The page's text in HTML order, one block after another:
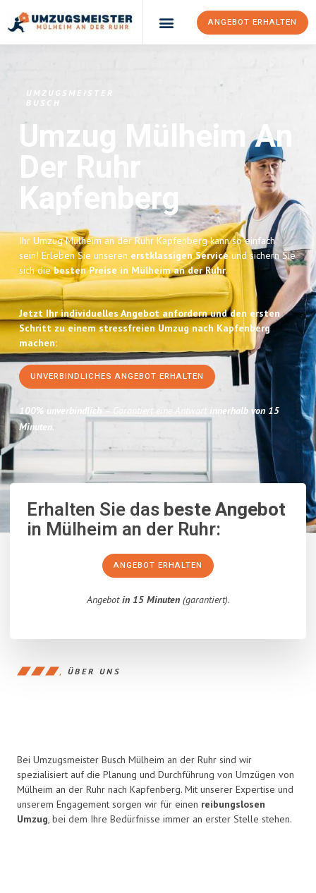
ANGEBOT ERHALTEN
UMZUGSMEISTER
BUSCH
Umzug Mülheim An
Der Ruhr
Kapfenberg
Ihr Umzug Mülheim an der Ruhr Kapfenberg kann so einfach
sein! Erleben Sie unseren erstklassigen Service und sichern Sie
sich diebesten Preise in Mülheim an der Ruhr.
Jetzt Ihr individuelles Angebot anfordern und den ersten
Schritt zu einem stressfreien Umzug nach Kapfenberg
machen:
UNVERBINDLICHES ANGEBOT ERHALTEN
100% unverbindlich – Garantiert eine Antwort
innerhalb von 15
Minuten.
Erhalten Sie dasbeste Angebot
in Mülheim an der Ruhr:
ANGEBOT ERHALTEN
Angebotin 15 Minuten(garantiert).
ÜBER UNS
Bei Umzugsmeister Busch Mülheim an der Ruhr sind wir
spezialisiert auf die Planung und Durchführung von Umzügen von
Mülheim an der Ruhr nach Kapfenberg. Mit unserer Expertise und
unserem Engagement sorgen wir für einen reibungslosen
Umzug, bei dem Ihre Bedürfnisse immer an erster Stelle stehen.